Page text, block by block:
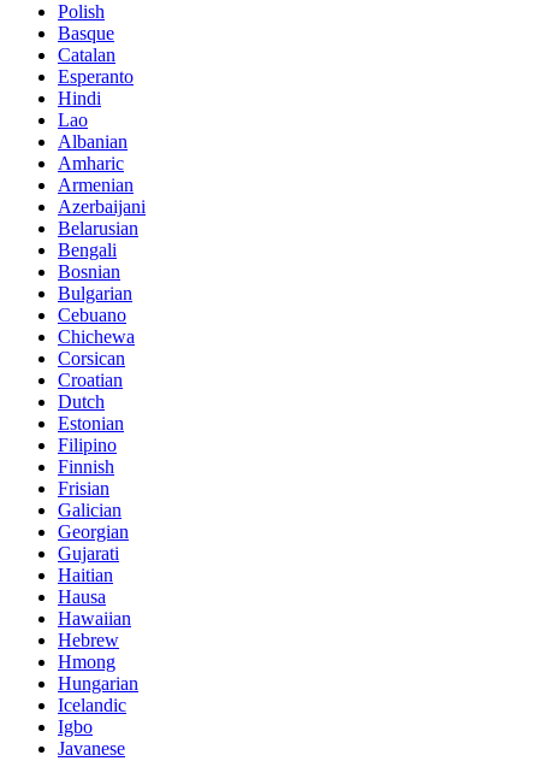
Polish
Basque
Catalan
Esperanto
Hindi
Lao
Albanian
Amharic
Armenian
Azerbaijani
Belarusian
Bengali
Bosnian
Bulgarian
Cebuano
Chichewa
Corsican
Croatian
Dutch
Estonian
Filipino
Finnish
Frisian
Galician
Georgian
Gujarati
Haitian
Hausa
Hawaiian
Hebrew
Hmong
Hungarian
Icelandic
Igbo
Javanese